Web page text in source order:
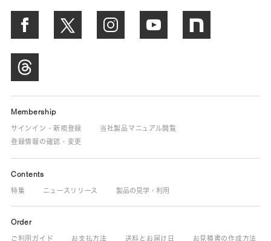
Membership
サインイン・新規登録
当社製品マニュアル閲覧
登録情報の確認・変更
Contents
特集 ニュースリリース 製品の見学・利用
Order
ご利用ガイド お支払方法 送料とお届け日 お見積書の作成方法